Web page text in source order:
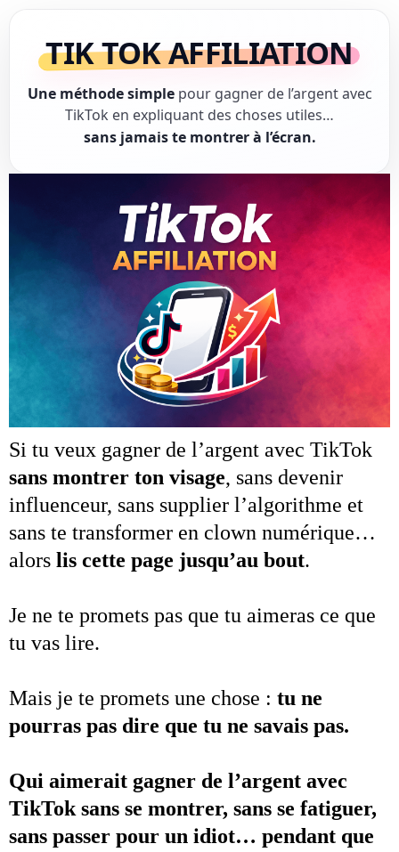
TIK TOK AFFILIATION
Une méthode simplepour gagner de l’argent avec
TikTok en expliquant des choses utiles…
sans jamais te montrer à l’écran.
Si tu veux gagner de l’argent avec TikTok
sans montrer ton visage, sans devenir
influenceur, sans supplier l’algorithme et
sans te transformer en clown numérique…
alors lis cette page jusqu’au bout.
Je ne te promets pas que tu aimeras ce que
tu vas lire.
Mais je te promets une chose : tu ne
pourras pas dire que tu ne savais pas.
Qui aimerait gagner de l’argent avec
TikTok sans se montrer, sans se fatiguer,
sans passer pour un idiot… pendant que